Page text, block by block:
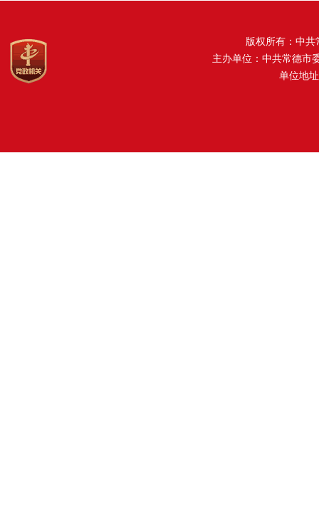
版权所有：中
主办单位：中共常德市
单位地